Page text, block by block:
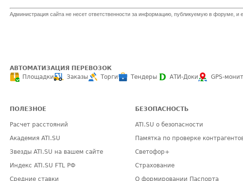
Администрация сайта не несет ответственности за информацию, публикуемую в форуме,
АВТОМАТИЗАЦИЯ ПЕРЕВОЗОК
Площадки
Заказы Торги Тендеры АТИ-Доки GPS-
ПОЛЕЗНОЕ
Расчет расстояний
Академия ATI.SU
Звезды ATI.SU на вашем сайте
Индекс ATI.SU FTL РФ
Средние ставки
БЕЗОПАСНОСТЬ
ATI.SU о безопасности
Памятка по проверке
Светофор+
Страхование
О формировании Паспорта